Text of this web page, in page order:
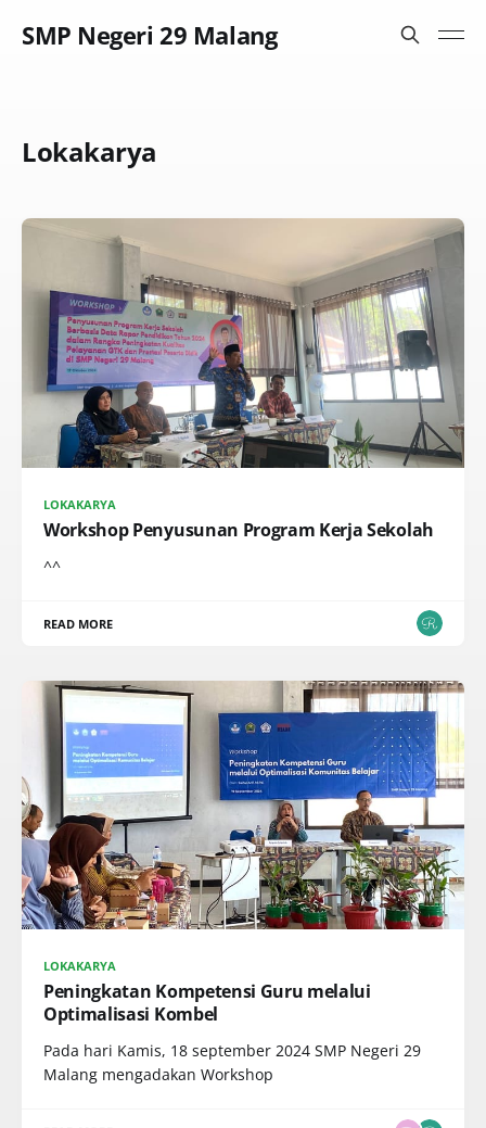
SMP Negeri 29 Malang
Lokakarya
LOKAKARYA
Workshop Penyusunan Program Kerja Sekolah
^^
READ MORE
LOKAKARYA
Peningkatan Kompetensi Guru melalui
Optimalisasi Kombel
Pada hari Kamis, 18 september 2024 SMP Negeri 29
Malang mengadakan Workshop